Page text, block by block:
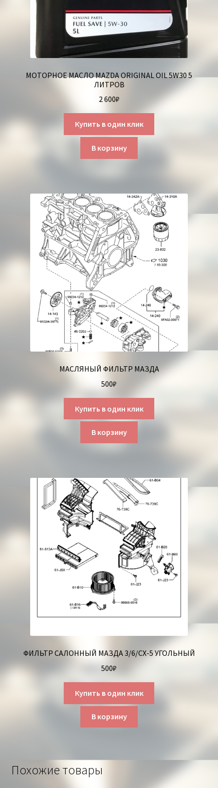
МОТОРНОЕ МАСЛО MAZDA ORIGINAL OIL 5W30 5
ЛИТРОВ
2 600₽
Купить в один клик
В корзину
МАСЛЯНЫЙ ФИЛЬТР МАЗДА
500₽
Купить в один клик
В корзину
ФИЛЬТР САЛОННЫЙ МАЗДА 3/6/СХ-5 УГОЛЬНЫЙ
500₽
Купить в один клик
В корзину
Похожие товары